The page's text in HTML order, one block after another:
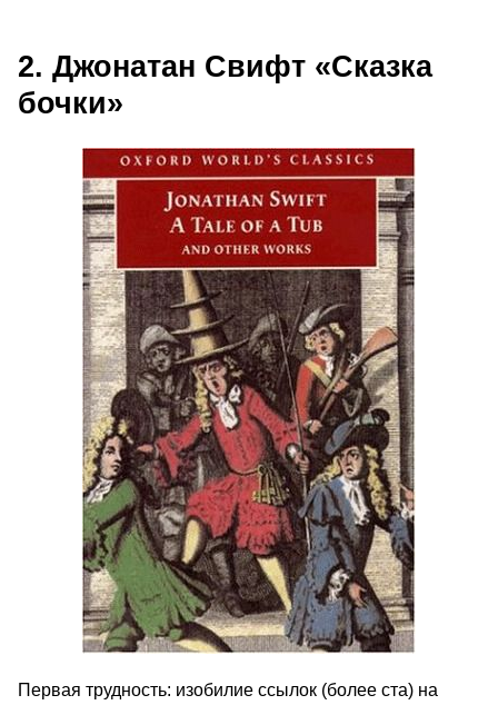
2. Джонатан Свифт «Сказка
бочки»
Первая трудность: изобилие ссылок (более ста) на